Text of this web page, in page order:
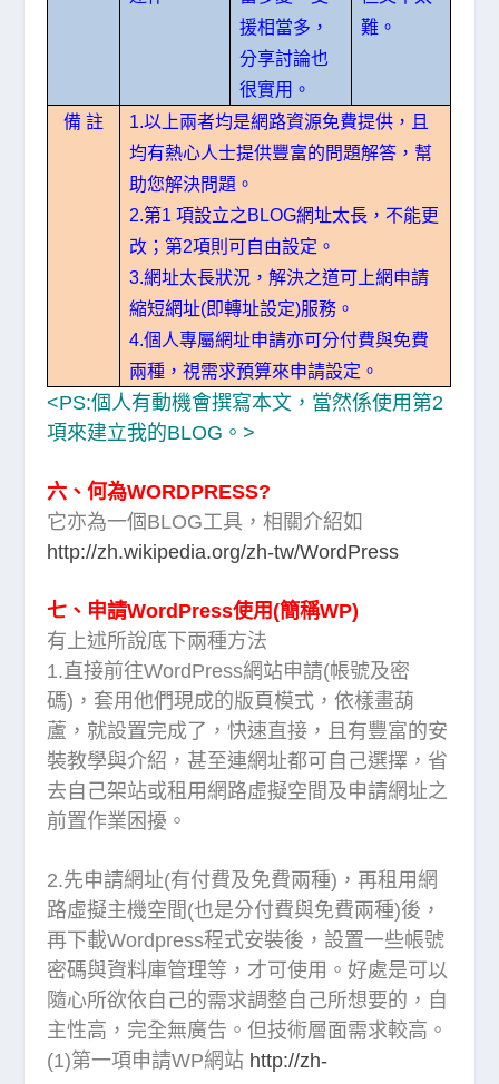
援相當多，
分享討論也
很實用。
難。
備 註 1.以上兩者均是網路資源免費提供，且
均有熱心人士提供豐富的問題解答，幫
助您解決問題。
2.第1 項設立之BLOG網址太長，不能更
改；第2項則可自由設定。
3.網址太長狀況，解決之道可上網申請
縮短網址(即轉址設定)服務。
4.個人專屬網址申請亦可分付費與免費
兩種，視需求預算來申請設定。
<PS:個人有動機會撰寫本文，當然係使用第2
項來建立我的BLOG。>
六、何為WORDPRESS?
它亦為一個BLOG工具，相關介紹如
http://zh.wikipedia.org/zh-tw/WordPress
七、申請WordPress使用(簡稱WP)
有上述所說底下兩種方法
1.直接前往WordPress網站申請(帳號及密
碼)，套用他們現成的版頁模式，依樣畫葫
蘆，就設置完成了，快速直接，且有豐富的安
裝教學與介紹，甚至連網址都可自己選擇，省
去自己架站或租用網路虛擬空間及申請網址之
前置作業困擾。
2.先申請網址(有付費及免費兩種)，再租用網
路虛擬主機空間(也是分付費與免費兩種)後，
再下載Wordpress程式安裝後，設置一些帳號
密碼與資料庫管理等，才可使用。好處是可以
隨心所欲依自己的需求調整自己所想要的，自
主性高，完全無廣告。但技術層面需求較高。
(1)第一項申請WP網站 http://zh-